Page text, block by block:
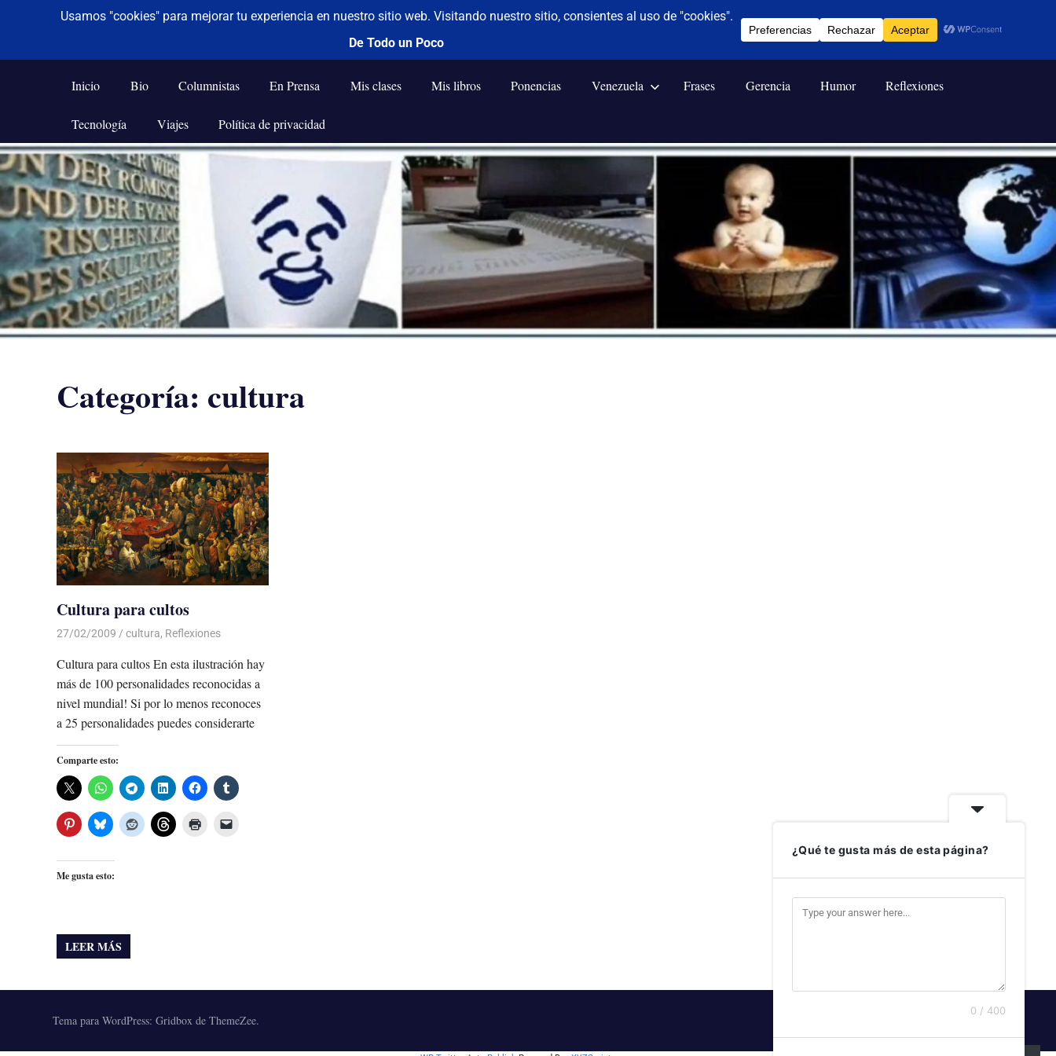
Saltar
al
contenido
De todo un poco
Frases,
Humor,
Tecnología
y
Viajes
Inicio Bio Columnistas En Prensa Mis clases Mis libros Ponencias Venezuela Frases Gerencia Humor Reflexiones
Tecnología Viajes Política de privacidad
Categoría: cultura
Cultura para cultos
27/02/2009 Luis Castellanos
cultura, Reflexiones
Cultura para cultos En esta ilustración hay
más de 100 personalidades reconocidas a
nivel mundial! Si por lo menos reconoces
a 25 personalidades puedes considerarte
Comparte esto:
Me gusta esto:
LEER MÁS
Tema para WordPress: Gridbox de ThemeZee.
¿Qué te gusta más de esta página?
0 / 400